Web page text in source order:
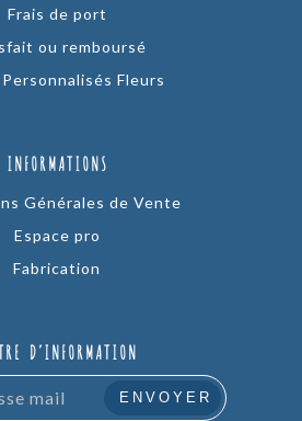
Frais de port
ou remboursé
Fleurs
INFORMATIONS
Générales de Vente
Espace pro
Fabrication
D’INFORMATION